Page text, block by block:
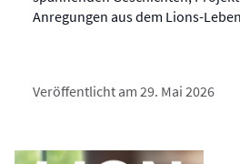
Anregungen aus dem Lions-
Veröffentlicht am 29. Mai 2026